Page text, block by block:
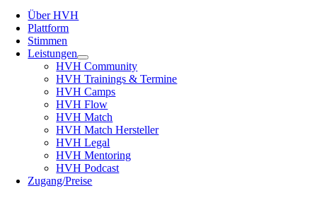
Über HVH
Plattform
Stimmen
Leistungen
HVH Community
HVH Trainings & Termine
HVH Camps
HVH Flow
HVH Match
HVH Match Hersteller
HVH Legal
HVH Mentoring
HVH Podcast
Zugang/Preise